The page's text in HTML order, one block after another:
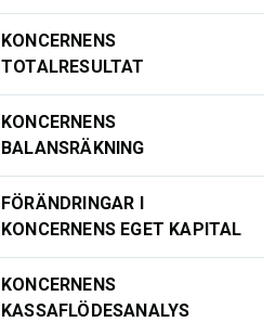
KONCERNENS
TOTALRESULTAT
KONCERNENS
BALANSRÄKNING
FÖRÄNDRINGAR I
KONCERNENS EGET KAPITAL
KONCERNENS
KASSAFLÖDESANALYS